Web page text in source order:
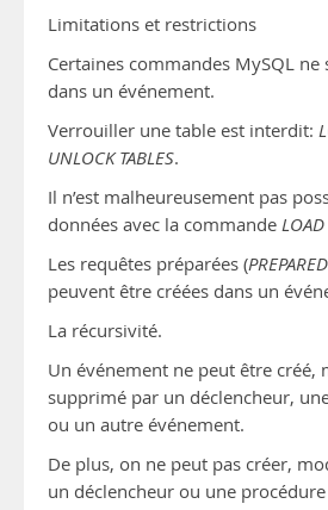
Limitations et restrictions
Certaines commandes MySQL
dans un événement.
Verrouiller une table est interdit:
UNLOCK TABLES.
Il n’est malheureusement pas
données avec la commande LOAD
Les requêtes préparées (
peuvent être créées dans un
La récursivité.
Un événement ne peut être créé,
supprimé par un déclencheur,
ou un autre événement.
De plus, on ne peut pas créer,
un déclencheur ou une